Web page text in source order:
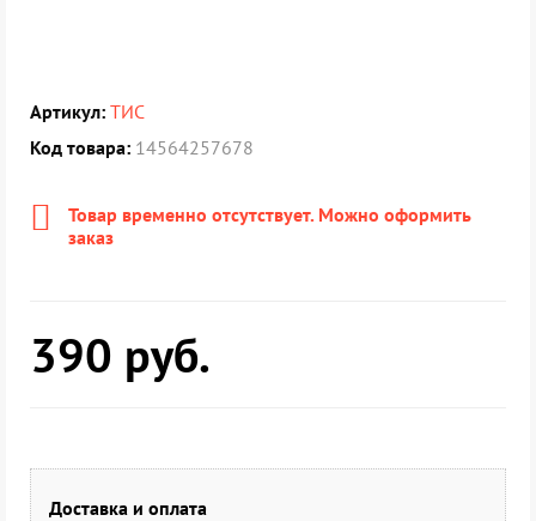
Артикул: ТИС
Код товара: 14564257678
Товар временно отсутствует. Можно оформить
заказ
390 руб.
Доставка и оплата